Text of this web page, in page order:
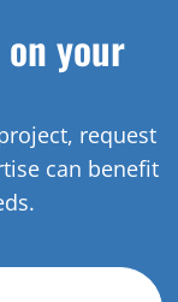
your
request
can benefit